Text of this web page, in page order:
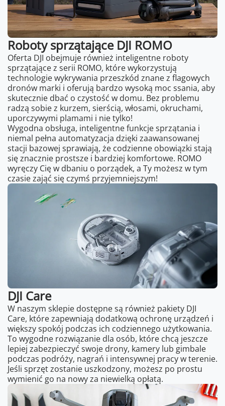
Roboty sprzątające DJI ROMO
Oferta DJI obejmuje również inteligentne roboty
sprzątające z serii ROMO, które wykorzystują
technologie wykrywania przeszkód znane z flagowych
dronów marki i oferują bardzo wysoką moc ssania, aby
skutecznie dbać o czystość w domu. Bez problemu
radzą sobie z kurzem, sierścią, włosami, okruchami,
uporczywymi plamami i nie tylko!
Wygodna obsługa, inteligentne funkcje sprzątania i
niemal pełna automatyzacja dzięki zaawansowanej
stacji bazowej sprawiają, że codzienne obowiązki stają
się znacznie prostsze i bardziej komfortowe. ROMO
wyręczy Cię w dbaniu o porządek, a Ty możesz w tym
czasie zająć się czymś przyjemniejszym!
DJI Care
W naszym sklepie dostępne są również pakiety DJI
Care, które zapewniają dodatkową ochronę urządzeń i
większy spokój podczas ich codziennego użytkowania.
To wygodne rozwiązanie dla osób, które chcą jeszcze
lepiej zabezpieczyć swoje drony, kamery lub gimbale
podczas podróży, nagrań i intensywnej pracy w terenie.
Jeśli sprzęt zostanie uszkodzony, możesz po prostu
wymienić go na nowy za niewielką opłatą.